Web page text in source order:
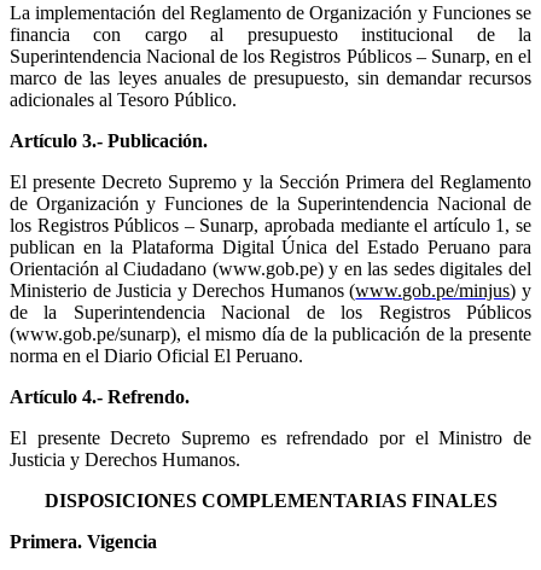
La implementación del Reglamento de Organización y Funciones se
financia con cargo al presupuesto institucional de la
Superintendencia Nacional de los Registros Públicos – Sunarp, en el
marco de las leyes anuales de presupuesto, sin demandar recursos
adicionales al Tesoro Público.
Artículo 3.- Publicación.
El presente Decreto Supremo y la Sección Primera del Reglamento
de Organización y Funciones de la Superintendencia Nacional de
los Registros Públicos – Sunarp, aprobada mediante el artículo 1, se
publican en la Plataforma Digital Única del Estado Peruano para
Orientación al Ciudadano (www.gob.pe) y en las sedes digitales del
Ministerio de Justicia y Derechos Humanos (www.gob.pe/minjus) y
de la Superintendencia Nacional de los Registros Públicos
(www.gob.pe/sunarp), el mismo día de la publicación de la presente
norma en el Diario Oficial El Peruano.
Artículo 4.- Refrendo.
El presente Decreto Supremo es refrendado por el Ministro de
Justicia y Derechos Humanos.
DISPOSICIONES COMPLEMENTARIAS FINALES
Primera. Vigencia